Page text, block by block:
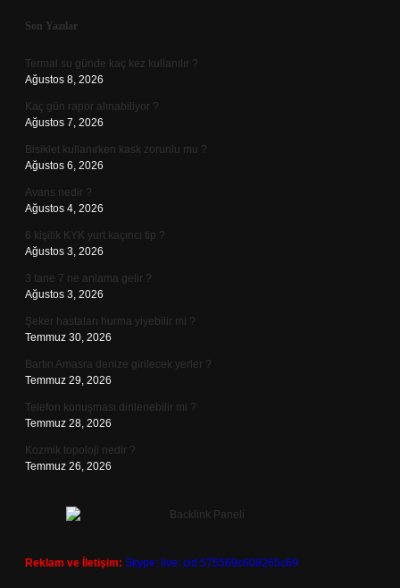
Sidebar
Son Yazılar
Termal su günde kaç kez kullanılır ?
Ağustos 8, 2026
Kaç gün rapor alınabiliyor ?
Ağustos 7, 2026
Bisiklet kullanırken kask zorunlu mu ?
Ağustos 6, 2026
Avans nedir ?
Ağustos 4, 2026
6 kişilik KYK yurt kaçıncı tip ?
Ağustos 3, 2026
3 tane 7 ne anlama gelir ?
Ağustos 3, 2026
Şeker hastaları hurma yiyebilir mi ?
Temmuz 30, 2026
Bartın Amasra denize girilecek yerler ?
Temmuz 29, 2026
Telefon konuşması dinlenebilir mi ?
Temmuz 28, 2026
Kozmik topoloji nedir ?
Temmuz 26, 2026
Reklam ve İletişim: Skype: live:.cid.575569c608265c69